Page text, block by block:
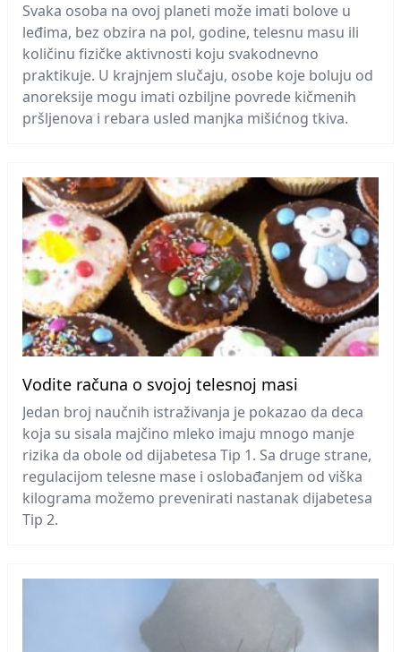
Svaka osoba na ovoj planeti može imati bolove u
leđima, bez obzira na pol, godine, telesnu masu ili
količinu fizičke aktivnosti koju svakodnevno
praktikuje. U krajnjem slučaju, osobe koje boluju od
anoreksije mogu imati ozbiljne povrede kičmenih
pršljenova i rebara usled manjka mišićnog tkiva.
Vodite računa o svojoj telesnoj masi
Jedan broj naučnih istraživanja je pokazao da deca
koja su sisala majčino mleko imaju mnogo manje
rizika da obole od dijabetesa Tip 1. Sa druge strane,
regulacijom telesne mase i oslobađanjem od viška
kilograma možemo prevenirati nastanak dijabetesa
Tip 2.